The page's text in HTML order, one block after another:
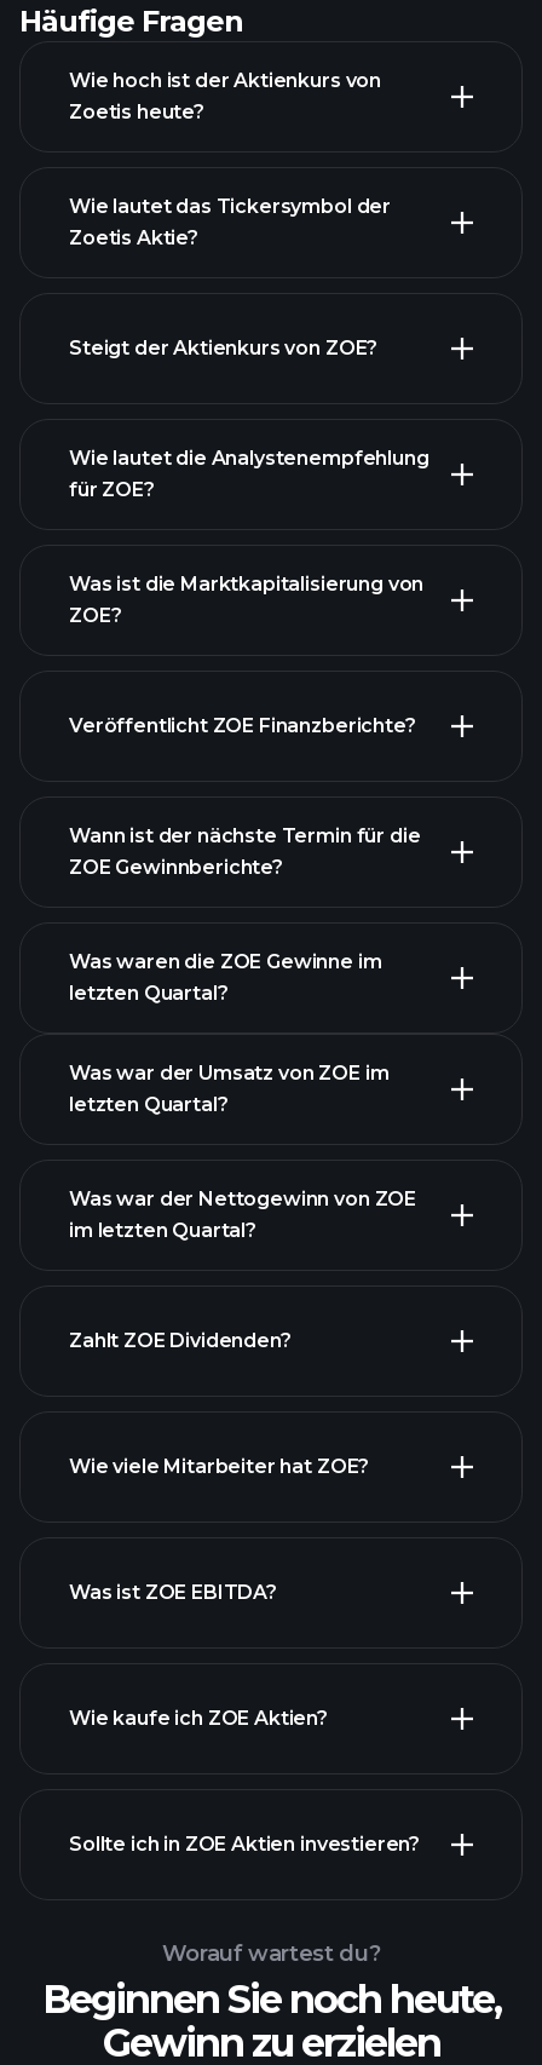
Häufige Fragen
Wie hoch ist der Aktienkurs von
Zoetis heute?
fortgeschrittenen Diagramm
Wie lautet das Tickersymbol der
Zoetis Aktie?
Steigt der Aktienkurs von ZOE?
ZOE
Diagramm
Wie lautet die Analystenempfehlung
für ZOE?
Was ist die Marktkapitalisierung von
ZOE?
Liste der Aktien
Veröffentlicht ZOE Finanzberichte?
Finanzberichte von
ZOE
Wann ist der nächste Termin für die
ZOE Gewinnberichte?
Was waren die ZOE Gewinne im
letzten Quartal?
Was war der Umsatz von ZOE im
letzten Quartal?
Berichte ZOE
Was war der Nettogewinn von ZOE
im letzten Quartal?
finanzielle Berichte ZOE
Zahlt ZOE Dividenden?
Wie viele Mitarbeiter hat ZOE?
Was ist ZOE EBITDA?
Wie kaufe ich ZOE Aktien?
Sollte ich in ZOE Aktien investieren?
Worauf wartest du?
Beginnen Sie noch heute,
Gewinn zu erzielen